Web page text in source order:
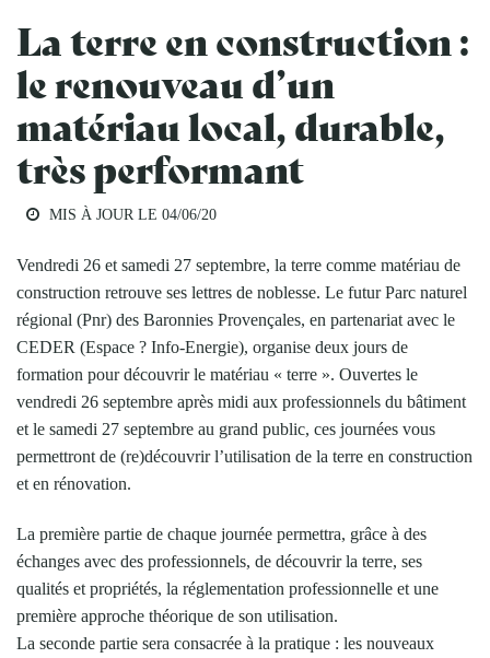
La terre en construction :
le renouveau d’un
matériau local, durable,
très performant
MIS À JOUR LE 04/06/20
Vendredi 26 et samedi 27 septembre, la terre comme matériau de
construction retrouve ses lettres de noblesse. Le futur Parc naturel
régional (Pnr) des Baronnies Provençales, en partenariat avec le
CEDER (Espace ? Info-Energie), organise deux jours de
formation pour découvrir le matériau « terre ». Ouvertes le
vendredi 26 septembre après midi aux professionnels du bâtiment
et le samedi 27 septembre au grand public, ces journées vous
permettront de (re)découvrir l’utilisation de la terre en construction
et en rénovation.
La première partie de chaque journée permettra, grâce à des
échanges avec des professionnels, de découvrir la terre, ses
qualités et propriétés, la réglementation professionnelle et une
première approche théorique de son utilisation.
La seconde partie sera consacrée à la pratique : les nouveaux